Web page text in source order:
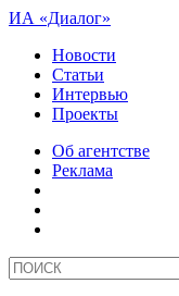
ИА «Диалог»
Новости
Статьи
Интервью
Проекты
Об агентстве
Реклама